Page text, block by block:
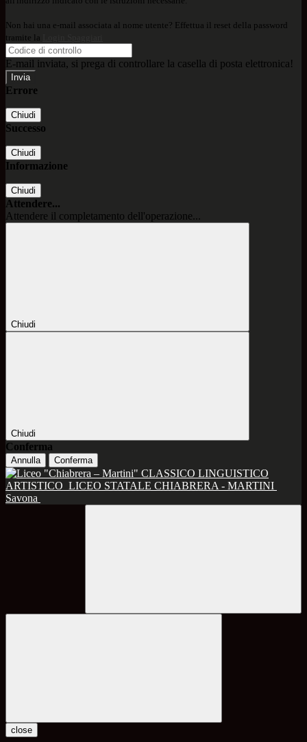
Non hai una e-mail associata al nome utente? Effettua il reset della password
tramite la
E-mail inviata, si prega di controllare la casella di posta elettronica!
Errore
Chiudi
Successo
Chiudi
Informazione
Chiudi
Attendere...
Attendere il completamento dell'operazione...
Chiudi
Chiudi
Conferma
Annulla Conferma
CLASSICO LINGUISTICO
ARTISTICO LICEO STATALE CHIABRERA - MARTINI
Savona
close